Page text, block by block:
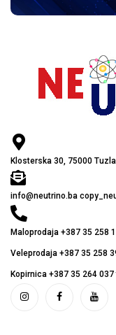
Klosterska 30, 75000 Tuzla
info@neutrino.ba
Maloprodaja +387 35 258
Veleprodaja +387 35 258
Kopirnica +387 35 264